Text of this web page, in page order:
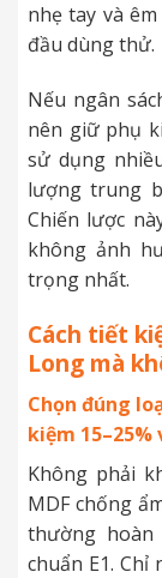
nhẹ tay và
đầu dùng thử.
Nếu ngân
nên giữ phụ
sử dụng
lượng trung
Chiến lược
không ảnh
trọng nhất.
Cách tiết
Long mà
Chọn đúng
kiệm 15–25%
Không phải
MDF chống
thường
chuẩn E1.